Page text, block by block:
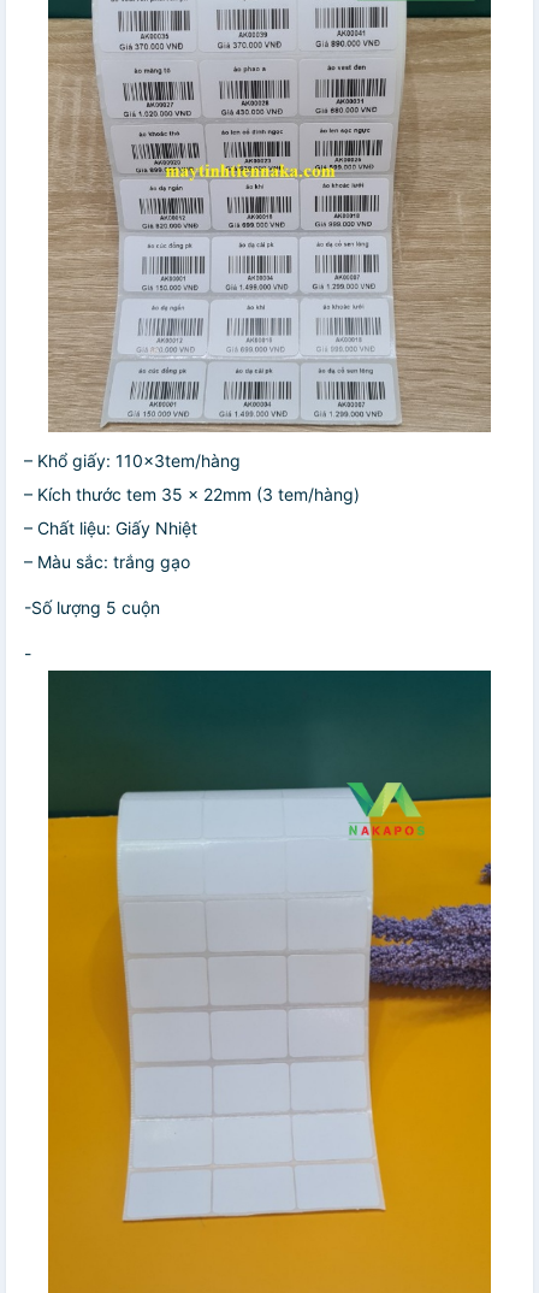
– Khổ giấy: 110x3tem/hàng
– Kích thước tem 35 x 22mm (3 tem/hàng)
– Chất liệu: Giấy Nhiệt
– Màu sắc: trắng gạo
-Số lượng 5 cuộn
-